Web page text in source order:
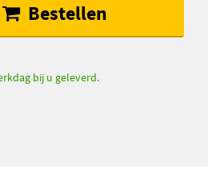
Bestellen
bij u geleverd.